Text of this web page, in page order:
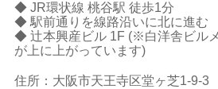
◆ JR環状線 桃谷駅 徒歩1分
◆ 駅前通りを線路沿いに北に進む
◆ 辻本興産ビル 1F (※白洋舎ビル
が上に上がっています)
住所：大阪市天王寺区堂ヶ芝1-9-3